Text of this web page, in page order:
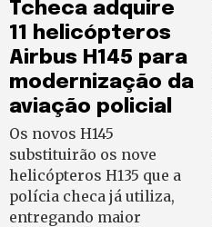
Tcheca adquire
11 helicópteros
Airbus H145 para
modernização da
aviação policial
Os novos H145
substituirão os nove
helicópteros H135 que a
polícia checa já utiliza,
entregando maior